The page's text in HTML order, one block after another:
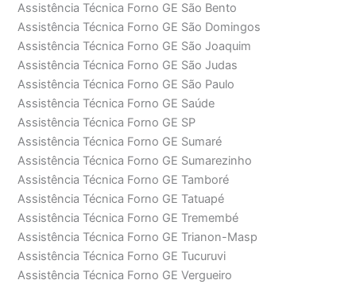
Assistência Técnica Forno GE São Bento
Assistência Técnica Forno GE São Domingos
Assistência Técnica Forno GE São Joaquim
Assistência Técnica Forno GE São Judas
Assistência Técnica Forno GE São Paulo
Assistência Técnica Forno GE Saúde
Assistência Técnica Forno GE SP
Assistência Técnica Forno GE Sumaré
Assistência Técnica Forno GE Sumarezinho
Assistência Técnica Forno GE Tamboré
Assistência Técnica Forno GE Tatuapé
Assistência Técnica Forno GE Tremembé
Assistência Técnica Forno GE Trianon-Masp
Assistência Técnica Forno GE Tucuruvi
Assistência Técnica Forno GE Vergueiro